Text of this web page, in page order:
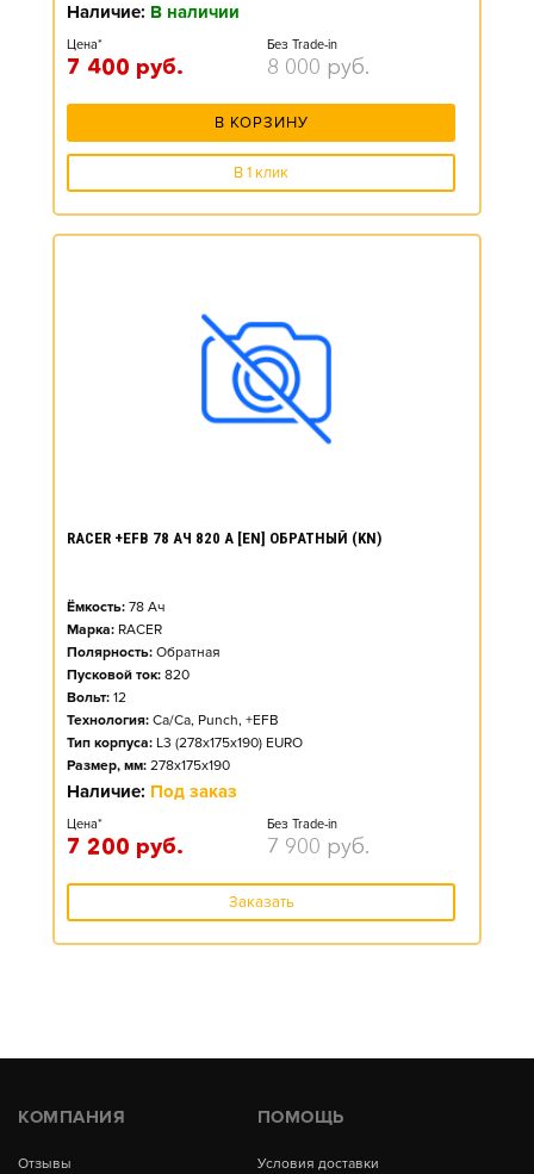
Наличие: В наличии
Цена*
7 400 руб.
Без Trade-in
8 000 руб.
В КОРЗИНУ
В 1 клик
RACER +EFB 78 АЧ 820 А [EN] ОБРАТНЫЙ (KN)
Ёмкость: 78 Ач
Марка: RACER
Полярность: Обратная
Пусковой ток: 820
Вольт: 12
Технология: Ca/Ca, Punch, +EFB
Тип корпуса: L3 (278x175x190) EURO
Размер, мм: 278x175x190
Наличие: Под заказ
Цена*
7 200 руб.
Без Trade-in
7 900 руб.
Заказать
КОМПАНИЯ
Отзывы
ПОМОЩЬ
Условия доставки